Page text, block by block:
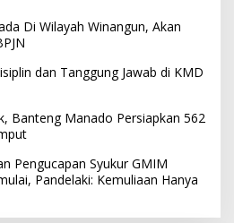
Di Wilayah Winangun, Akan
dan Tanggung Jawab di KMD
Banteng Manado Persiapkan 562
Pengucapan Syukur GMIM
Pandelaki: Kemuliaan Hanya